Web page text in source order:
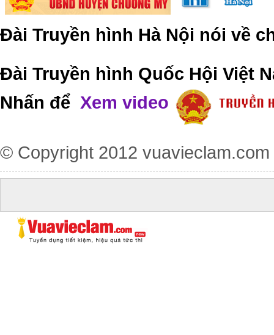
Đài Truyền hình Hà Nội nói về
Đài Truyền hình Quốc Hội Việt
Nhấn để Xem video
© Copyright 2012 vuavieclam.com